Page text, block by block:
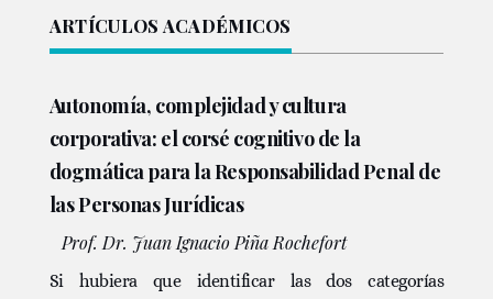
ARTÍCULOS ACADÉMICOS
Autonomía, complejidad y cultura
corporativa: el corsé cognitivo de la
dogmática para la Responsabilidad Penal de
las Personas Jurídicas
Prof. Dr. Juan Ignacio Piña Rochefort
Si hubiera que identificar las dos categorías